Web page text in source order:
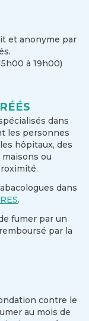
et anonyme par
à 19h00)
dans
les personnes
hôpitaux, des
ou
dans
.
fumer par un
par la
contre le
au mois de